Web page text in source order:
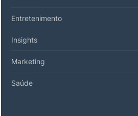
Entretenimento
Insights
Marketing
Saúde